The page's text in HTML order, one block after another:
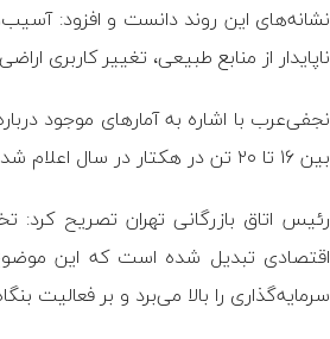
نشانه‌های این روند دانست و افزود:
ناپایدار از منابع طبیعی، تغییر
نجفی‌عرب با اشاره به آمار‌های موجود
بین ۱۶ تا ۲۰ تن در هکتار در سال اعلام شده که نشان‌دهنده سرعت بالای از دست رفتن سرمایه‌های طبیعی است.
رئیس اتاق بازرگانی تهران تصریح
اقتصادی تبدیل شده است که این
سرمایه‌گذاری را بالا می‌برد و بر فعالیت